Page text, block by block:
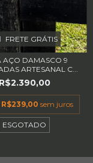
FRETE GRÁTIS
AÇO DAMASCO 9
ARTESANAL C...
R$2.390,00
R$239,00 sem juros
ESGOTADO